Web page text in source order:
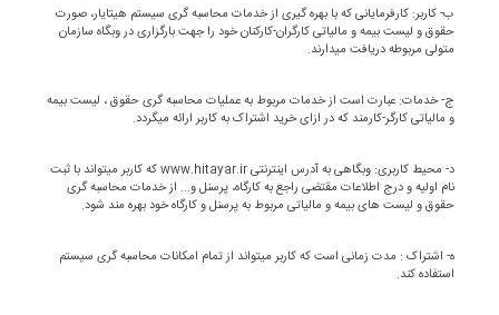
ب- کاربر: کارفرمایانی که با بهره گیری از خدمات محاسبه گری سیستم هیتایار، صورت
حقوق و لیست بیمه و مالیاتی کارگران-کارکنان خود را جهت بارگزاری در وبگاه سازمان
متولی مربوطه دریافت میدارند.
ج- خدمات: عبارت است از خدمات مربوط به عملیات محاسبه گری حقوق ، لیست بیمه
و مالیاتی کارگر-کارمند که در ازای خرید اشتراک به کاربر ارائه میگردد.
د- محیط کاربری: وبگاهی به آدرس اینترنتی www.hitayar.ir که کاربر میتواند با ثبت
نام اولیه و درج اطلاعات مقتضی راجع به کارگاه، پرسنل و... از خدمات محاسبه گری
حقوق و لیست های بیمه و مالیاتی مربوط به پرسنل و کارگاه خود بهره مند شود.
ه- اشتراک : مدت زمانی است که کاربر میتواند از تمام امکانات محاسبه گری سیستم
استفاده کند.